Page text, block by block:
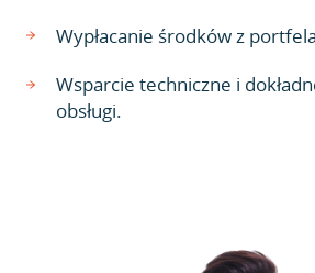
Wypłacanie środków z
Wsparcie techniczne i
obsługi.